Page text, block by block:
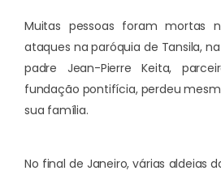
Muitas pessoas foram mortas
ataques na paróquia de Tansila,
padre Jean-Pierre Keita,
fundação pontifícia, perdeu
sua família.
No final de Janeiro, várias aldeias